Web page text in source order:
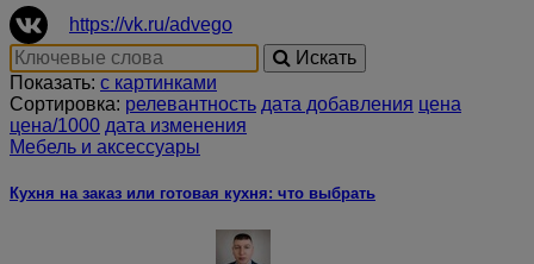
Goryuo
PRO
avesta88
https://vk.ru/advego
Искать
Показать: с картинками
Сортировка: релевантность дата добавления цена
цена/1000 дата изменения
Мебель и аксессуары
Кухня на заказ или готовая кухня: что выбрать